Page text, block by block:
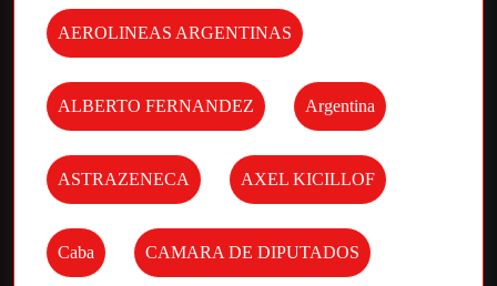
AEROLINEAS ARGENTINAS
ALBERTO FERNANDEZ Argentina
ASTRAZENECA AXEL KICILLOF
Caba CAMARA DE DIPUTADOS